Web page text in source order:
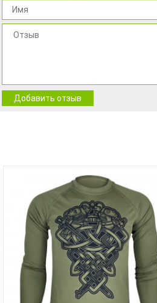
Добавить отзыв